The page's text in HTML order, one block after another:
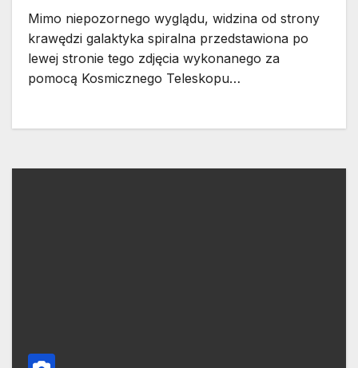
Mimo niepozornego wyglądu, widzina od strony
krawędzi galaktyka spiralna przedstawiona po
lewej stronie tego zdjęcia wykonanego za
pomocą Kosmicznego Teleskopu…